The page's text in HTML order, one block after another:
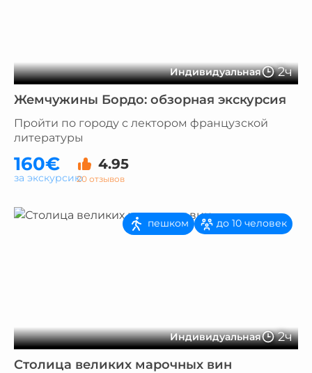
Индивидуальная 2ч
Жемчужины Бордо: обзорная экскурсия
Пройти по городу с лектором французской
литературы
160€ 4.95
20 отзывов
за экскурсию
Индивидуальная 2ч
пешком до 10 человек
Столица великих марочных вин